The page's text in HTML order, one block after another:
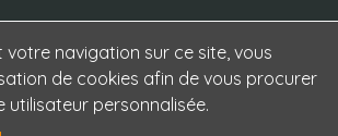
votre navigation sur ce site, vous
de cookies afin de vous procurer
utilisateur personnalisée.